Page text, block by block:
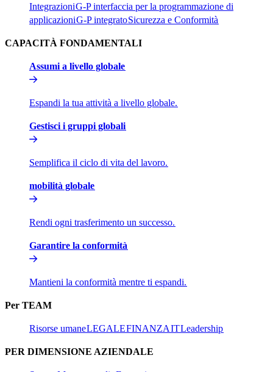
Integrazioni​​G-P interfaccia per la programmazione di
applicazioni​​G-P integrato​​Sicurezza e Conformità​​
CAPACITÀ FONDAMENTALI​​
Assumi a livello globale​​
Espandi la tua attività a livello globale.​​
Gestisci i gruppi globali​​
Semplifica il ciclo di vita del lavoro.​​
mobilità globale​​
Rendi ogni trasferimento un successo.​​
Garantire la conformità​​
Mantieni la conformità mentre ti espandi.​​
Per TEAM​​
Risorse umane​​LEGALE​​FINANZA​​IT​​Leadership​​
PER DIMENSIONE AZIENDALE​​